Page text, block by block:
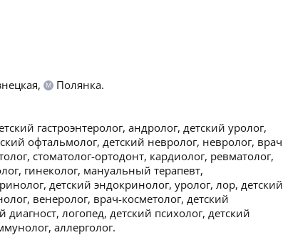
М
Полянка.
гастроэнтеролог, андролог, детский уролог,
офтальмолог, детский невролог, невролог, врач
стоматолог-ортодонт, кардиолог, ревматолог,
гинеколог, мануальный терапевт,
детский эндокринолог, уролог, лор, детский
венеролог, врач-косметолог, детский
логопед, детский психолог, детский
аллерголог.